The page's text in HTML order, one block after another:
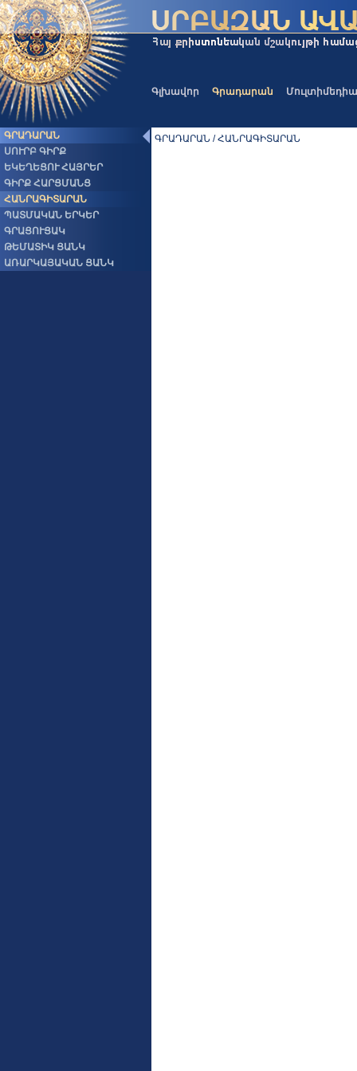
Գլխավոր Գրադարան Մուլտիմեդիա
ԳՐԱԴԱՐԱՆ
ՍՈՒՐԲ ԳԻՐՔ
ԵԿԵՂԵՑՈՒ ՀԱՅՐԵՐ
ԳԻՐՔ ՀԱՐՑՄԱՆՑ
ՀԱՆՐԱԳԻՏԱՐԱՆ
ՊԱՏՄԱԿԱՆ ԵՐԿԵՐ
ԳՐԱՑՈՒՑԱԿ
ԹԵՄԱՏԻԿ ՑԱՆԿ
ԱՌԱՐԿԱՅԱԿԱՆ ՑԱՆԿ
ԳՐԱԴԱՐԱՆ / ՀԱՆՐԱԳԻՏԱՐԱՆ